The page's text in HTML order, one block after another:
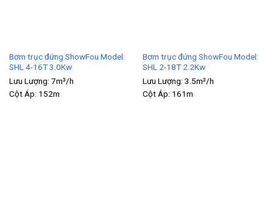
Bơm trục đứng ShowFou Model:
SHL 4-16T 3.0Kw
Lưu Lượng: 7m³/h
Cột Áp: 152m
Bơm trục đứng ShowFou Model:
SHL 2-18T 2.2Kw
Lưu Lượng: 3.5m³/h
Cột Áp: 161m